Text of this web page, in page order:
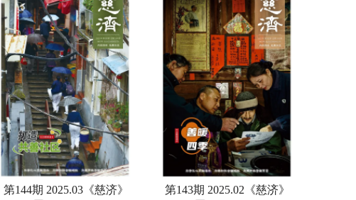
第144期 2025.03《慈济》 第143期 2025.02《慈济》